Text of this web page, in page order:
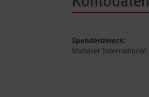
Spendenzweck:
Malteser International